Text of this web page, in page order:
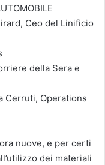
Ceo del Linificio
della Sera e
Cerruti, Operations
nuove, e per certi
dei materiali